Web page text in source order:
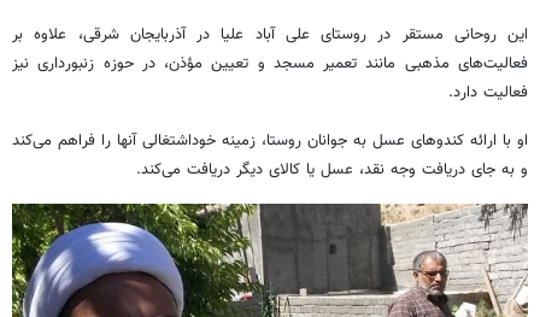
این روحانی مستقر در روستای علی آباد علیا در آذربایجان شرقی، علاوه بر
فعالیت‌های مذهبی مانند تعمیر مسجد و تعیین مؤذن، در حوزه زنبورداری نیز
فعالیت دارد.
او با ارائه کندوهای عسل به جوانان روستا، زمینه خوداشتغالی آنها را فراهم می‌کند
و به جای دریافت وجه نقد، عسل یا کالای دیگر دریافت می‌کند.